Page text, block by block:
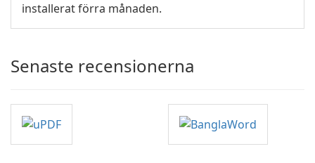
installerat förra månaden.
Senaste recensionerna